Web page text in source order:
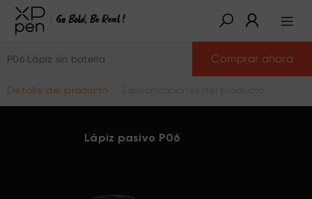
P06 Lápiz sin batería
Detalle del producto
Comprar ahora
Lápiz pasivo P06